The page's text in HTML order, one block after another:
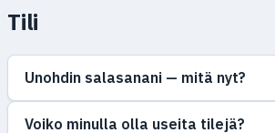
Tili
Unohdin salasanani — mitä nyt?
Voiko minulla olla useita tilejä?